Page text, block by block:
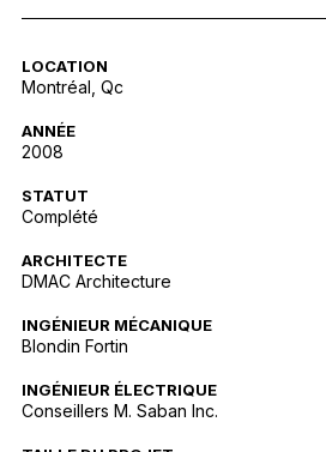
LOCATION
Montréal, Qc
ANNÉE
2008
STATUT
Complété
ARCHITECTE
DMAC Architecture
INGÉNIEUR MÉCANIQUE
Blondin Fortin
INGÉNIEUR ÉLECTRIQUE
Conseillers M. Saban Inc.